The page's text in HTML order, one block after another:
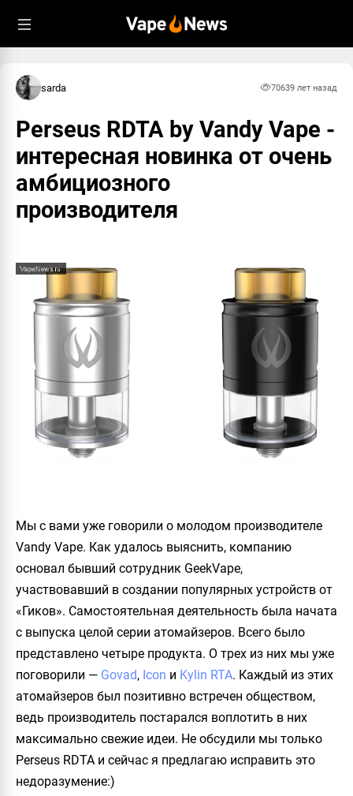
sarda 70639 лет назад
Perseus RDTA by Vandy Vape -
интересная новинка от очень
амбициозного
производителя
Мы с вами уже говорили о молодом производителе
Vandy Vape. Как удалось выяснить, компанию
основал бывший сотрудник GeekVape,
участвовавший в создании популярных устройств от
«Гиков». Самостоятельная деятельность была начата
с выпуска целой серии атомайзеров. Всего было
представлено четыре продукта. О трех из них мы уже
поговорили — Govad, Icon и Kylin RTA. Каждый из этих
атомайзеров был позитивно встречен обществом,
ведь производитель постарался воплотить в них
максимально свежие идеи. Не обсудили мы только
Perseus RDTA и сейчас я предлагаю исправить это
недоразумение:)